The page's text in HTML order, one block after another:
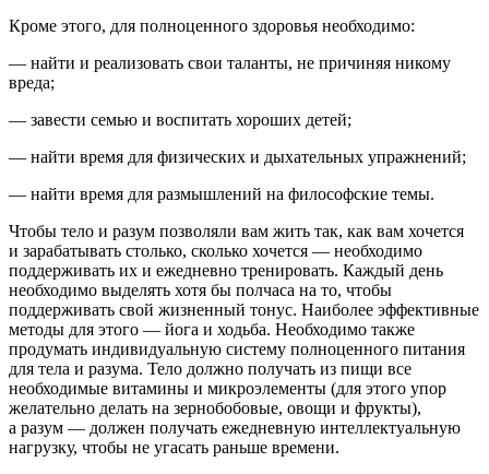
Кроме этого, для полноценного здоровья необходимо:
— найти и реализовать свои таланты, не причиняя никому
вреда;
— завести семью и воспитать хороших детей;
— найти время для физических и дыхательных упражнений;
— найти время для размышлений на философские темы.
Чтобы тело и разум позволяли вам жить так, как вам хочется
и зарабатывать столько, сколько хочется — необходимо
поддерживать их и ежедневно тренировать. Каждый день
необходимо выделять хотя бы полчаса на то, чтобы
поддерживать свой жизненный тонус. Наиболее эффективные
методы для этого — йога и ходьба. Необходимо также
продумать индивидуальную систему полноценного питания
для тела и разума. Тело должно получать из пищи все
необходимые витамины и микроэлементы (для этого упор
желательно делать на зернобобовые, овощи и фрукты),
а разум — должен получать ежедневную интеллектуальную
нагрузку, чтобы не угасать раньше времени.